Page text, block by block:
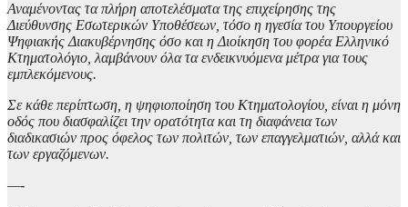
Αναμένοντας τα πλήρη αποτελέσματα της επιχείρησης της
Διεύθυνσης Εσωτερικών Υποθέσεων, τόσο η ηγεσία του Υπουργείου
Ψηφιακής Διακυβέρνησης όσο και η Διοίκηση του φορέα Ελληνικό
Κτηματολόγιο, λαμβάνουν όλα τα ενδεικνυόμενα μέτρα για τους
εμπλεκόμενους.
Σε κάθε περίπτωση, η ψηφιοποίηση του Κτηματολογίου, είναι η μόνη
οδός που διασφαλίζει την ορατότητα και τη διαφάνεια των
διαδικασιών προς όφελος των πολιτών, των επαγγελματιών, αλλά και
των εργαζόμενων.
—-